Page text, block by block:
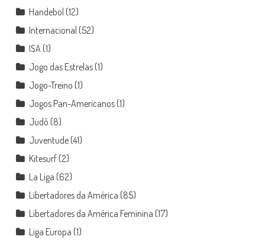
Handebol (12)
Internacional (52)
ISA (1)
Jogo das Estrelas(1)
Jogo-Treino (1)
Jogos Pan-Americanos(1)
Judô (8)
Juventude(41)
Kitesurf(2)
La Liga (62)
Libertadores da América (85)
Libertadores da América Feminina (17)
Liga Europa (1)